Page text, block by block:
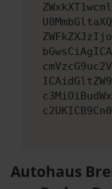
Autohaus